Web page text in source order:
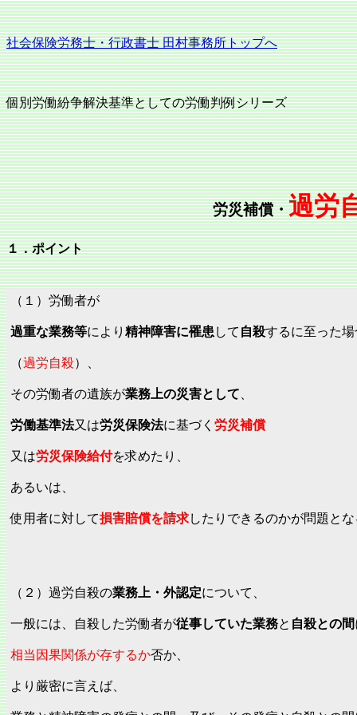
社会保険労務士・行政書士 田村事務所トップへ
個別労働紛争解決基準としての労働判例シリーズ
労災補償・過労
１．ポイント
（１）労働者が
過重な業務等により 精神障害に罹患 して 自殺するに至った場
（過労自殺）、
その労働者の遺族が業務上の災害として
労働基準法又は労災保険法に基づく 労災補償
又は労災保険給付を求めたり、
あるいは、
使用者に対して損害賠償を請求したりできるのかが問題と
（２）過労自殺の業務上・外認定について、
一般には、自殺した労働者が従事していた業務と 自殺との間
相当因果関係が存するか否か、
より厳密に言えば、